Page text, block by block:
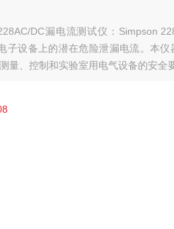
DC漏电流测试仪：Simpson
子设备上的潜在危险泄漏电流。本
量、控制和实验室用电气设备的安全